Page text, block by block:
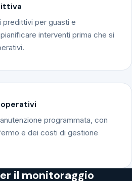
predittivi per guasti e
interventi prima che si
programmata, con
e dei costi di gestione
il monitoraggio